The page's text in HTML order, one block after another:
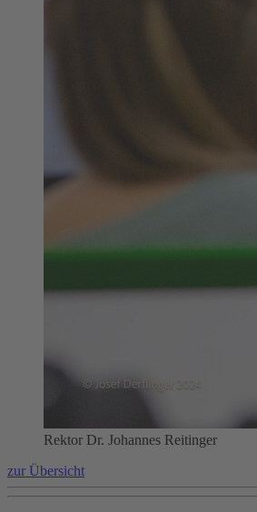
Rektor Dr. Johannes Reitinger
zur Übersicht